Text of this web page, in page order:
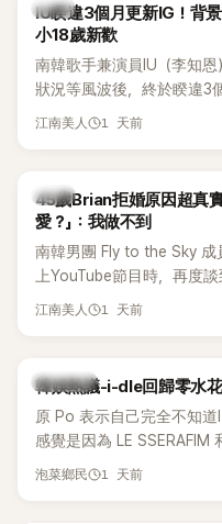
韓星
IU睽違3個月更新IG！背
小18歲新歡
南韓歌手兼演員IU（李知
狀況等風波後，終於睽違3
張近況照，讓大批粉絲又驚
江南美人 1 天前
韓星
45歲Brian拒婚原因超真
愛？」：我做不到
南韓男團 Fly to the Sky 成
上YouTube節目時，再度
另一半的口臭、便便臭都要
江南美人 1 天前
熱議討論
韓娛熱議-i-dle回歸零水花
原 Po 表示自己完全不知
感覺是因為 LE SSERAFIM
泡菜鄉民 1 天前